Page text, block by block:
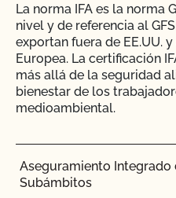
La norma IFA es la norma
nivel y de referencia al
exportan fuera de EE.UU.
Europea. La certificación
más allá de la seguridad
bienestar de los
medioambiental.
Aseguramiento Integrado
Subámbitos